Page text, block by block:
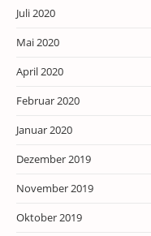
Juli 2020
Mai 2020
April 2020
Februar 2020
Januar 2020
Dezember 2019
November 2019
Oktober 2019